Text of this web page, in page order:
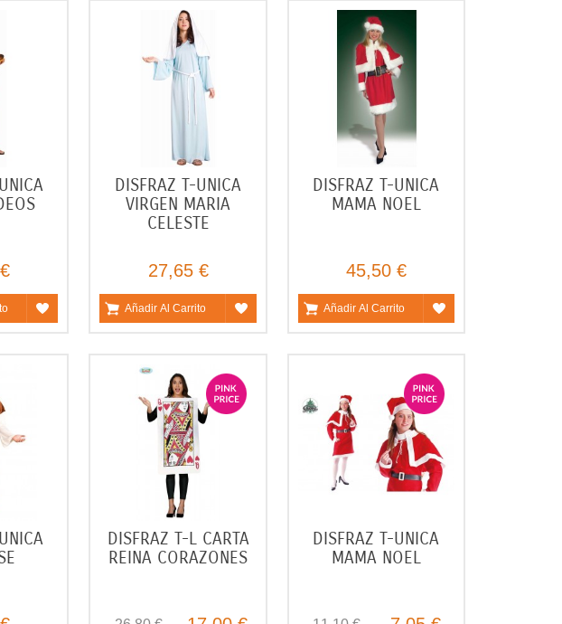
DISFRAZ T-UNICA
VIRGEN MARIA
CELESTE
27,65 €
Añadir Al Carrito
DISFRAZ T-UNICA
MAMA NOEL
45,50 €
Añadir Al Carrito
DISFRAZ T-L CARTA
REINA CORAZONES
DISFRAZ T-UNICA
MAMA NOEL